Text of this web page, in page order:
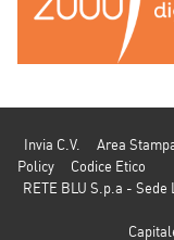
Invia C.V. Area
Policy
Codice Etico
RETE BLU S.p.a -